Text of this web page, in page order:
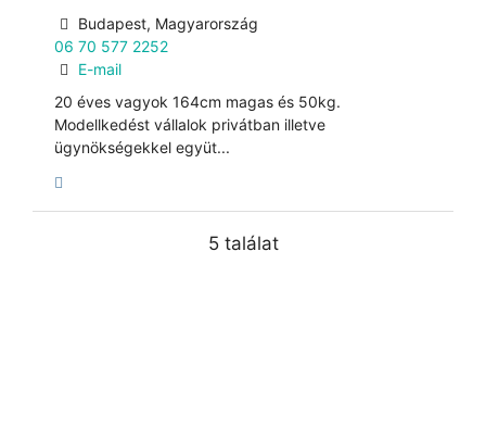
Budapest, Magyarország
06 70 577 2252
E-mail
20 éves vagyok 164cm magas és 50kg.
Modellkedést vállalok privátban illetve
ügynökségekkel együt...
5 találat